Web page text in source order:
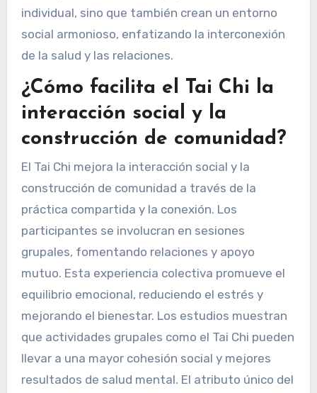
individual, sino que también crean un entorno
social armonioso, enfatizando la interconexión
de la salud y las relaciones.
¿Cómo facilita el Tai Chi la
interacción social y la
construcción de comunidad?
El Tai Chi mejora la interacción social y la
construcción de comunidad a través de la
práctica compartida y la conexión. Los
participantes se involucran en sesiones
grupales, fomentando relaciones y apoyo
mutuo. Esta experiencia colectiva promueve el
equilibrio emocional, reduciendo el estrés y
mejorando el bienestar. Los estudios muestran
que actividades grupales como el Tai Chi pueden
llevar a una mayor cohesión social y mejores
resultados de salud mental. El atributo único del